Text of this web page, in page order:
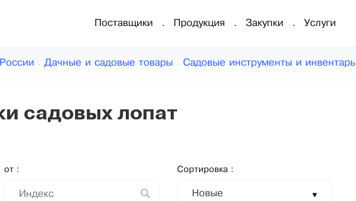
Поставщики Продукция Закупки Услуги
Дачные и садовые товары Садовые инструменты и инвентарь
садовых лопат
от : Сортировка :
Новые